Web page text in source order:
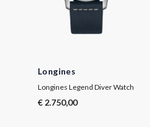
Longines
Longines Legend Diver Watch
€ 2.750,00